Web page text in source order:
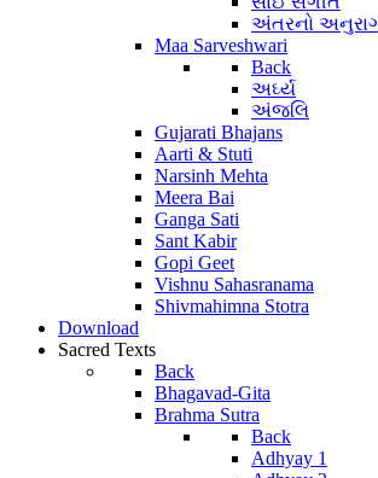
અંતરનો
Maa Sarveshwari
Back
અર્ઘ્ય
અંજલિ
Gujarati Bhajans
Aarti & Stuti
Narsinh Mehta
Meera Bai
Ganga Sati
Sant Kabir
Gopi Geet
Vishnu Sahasranama
Shivmahimna Stotra
Download
Sacred Texts
Back
Bhagavad-Gita
Brahma Sutra
Back
Adhyay 1